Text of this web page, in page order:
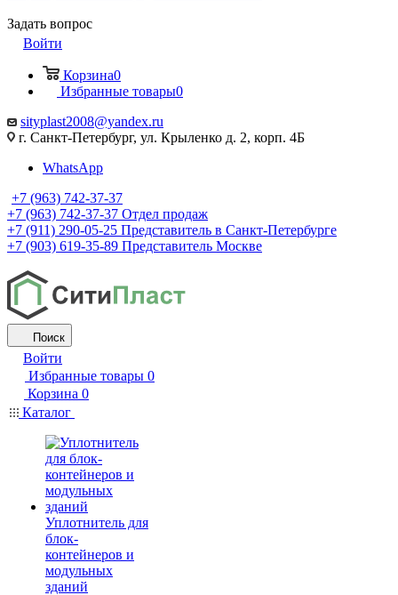
Задать вопрос
Войти
Корзина0
Избранные товары0
sityplast2008@yandex.ru
г. Санкт-Петербург, ул. Крыленко д. 2, корп. 4Б
WhatsApp
+7 (963) 742-37-37
+7 (963) 742-37-37 Отдел продаж
+7 (911) 290-05-25 Представитель в Санкт-Петербурге
+7 (903) 619-35-89 Представитель Москве
Поиск
Войти
Избранные товары 0
Корзина 0
Каталог
Уплотнитель для
блок-
контейнеров и
модульных
зданий